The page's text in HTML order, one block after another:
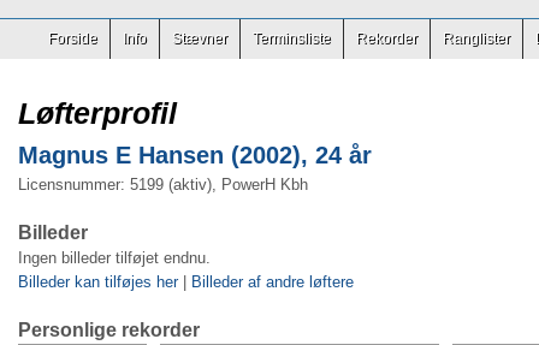
Forside Info Stævner Terminsliste Rekorder Ranglister
Løfterprofil
Magnus E Hansen (2002), 24 år
Licensnummer: 5199 (aktiv), PowerH Kbh
Billeder
Ingen billeder tilføjet endnu.
Billeder kan tilføjes her| Billeder af andre løftere
Personlige rekorder